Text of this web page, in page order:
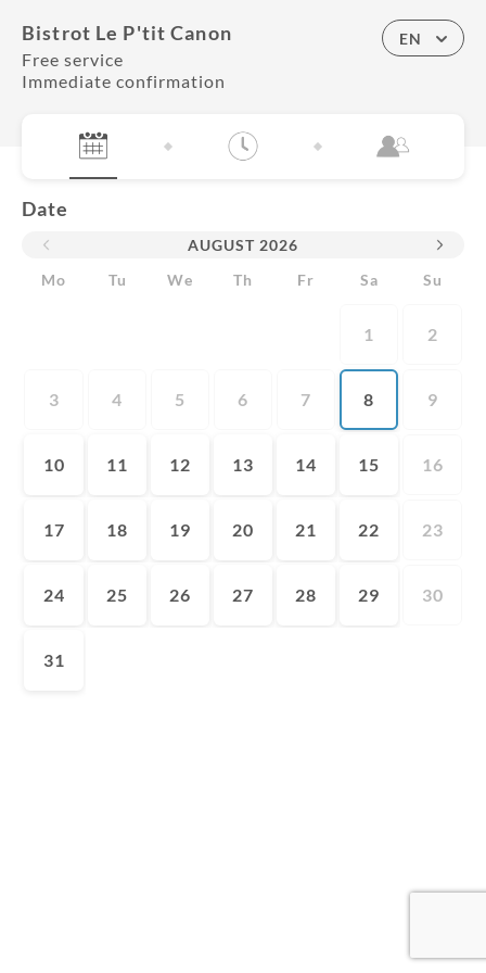
Bistrot Le P'tit Canon
Free service
Immediate confirmation
EN
Date
AUGUST 2026
Mo
Tu We Th Fr Sa Su
1 2
3 4 5 6 7 8 9
10 11 12 13 14 15 16
17 18 19 20 21 22 23
24 25 26 27 28 29 30
31